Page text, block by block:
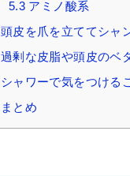
5.3 アミノ酸系
頭皮を爪を立ててシャ
過剰な皮脂や頭皮のベ
シャワーで気をつける
まとめ